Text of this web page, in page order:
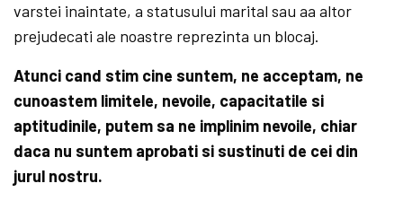
varstei inaintate, a statusului marital sau aa altor
prejudecati ale noastre reprezinta un blocaj.
Atunci cand stim cine suntem, ne acceptam, ne
cunoastem limitele, nevoile, capacitatile si
aptitudinile, putem sa ne implinim nevoile, chiar
daca nu suntem aprobati si sustinuti de cei din
jurul nostru.